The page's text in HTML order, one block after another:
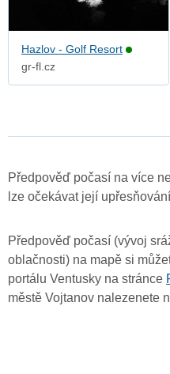
Hazlov - Golf Resort
gr-fl.cz
Předpověď počasí na více
lze očekávat její
Předpověď počasí (vývoj
oblačnosti) na mapě si
portálu Ventusky na stránce
městě Vojtanov nalezenete